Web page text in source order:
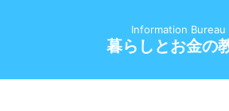
Information Bureau
暮らしとお金の